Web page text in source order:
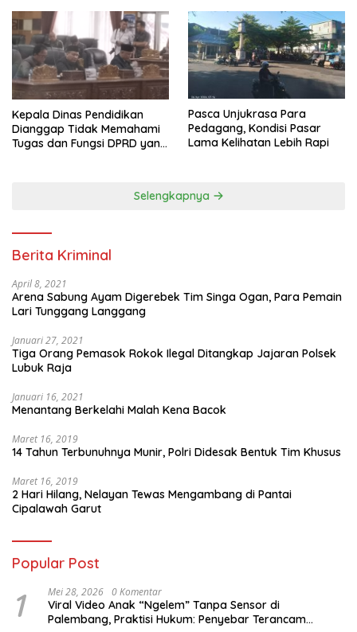
Kepala Dinas Pendidikan
Dianggap Tidak Memahami
Tugas dan Fungsi DPRD yang
Pasca Unjukrasa Para
Pedagang, Kondisi Pasar
Lama Kelihatan Lebih Rapi
Selengkapnya
Berita Kriminal
April 8, 2021
Arena Sabung Ayam Digerebek Tim Singa Ogan, Para Pemain
Lari Tunggang Langgang
Januari 27, 2021
Tiga Orang Pemasok Rokok Ilegal Ditangkap Jajaran Polsek
Lubuk Raja
Januari 16, 2021
Menantang Berkelahi Malah Kena Bacok
Maret 16, 2019
14 Tahun Terbunuhnya Munir, Polri Didesak Bentuk Tim Khusus
Maret 16, 2019
2 Hari Hilang, Nelayan Tewas Mengambang di Pantai
Cipalawah Garut
Popular Post
1 Mei 28, 2026 0 Komentar
Viral Video Anak “Ngelem” Tanpa Sensor di
Palembang, Praktisi Hukum: Penyebar Terancam